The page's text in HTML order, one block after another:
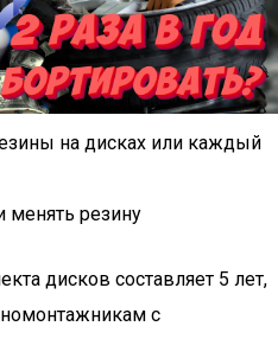
на дисках или каждый
резину
дисков составляет 5 лет,
с